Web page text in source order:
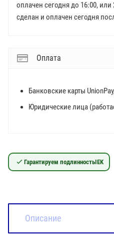
оплачен сегодня до 16:00, или
сделан и оплачен сегодня
Оплата
Банковские карты
Юридические лица
Гарантируем подлинностьIEK
Описание